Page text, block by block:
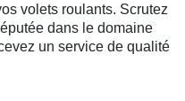
volets roulants. Scrutez
dans le domaine
un service de qualité